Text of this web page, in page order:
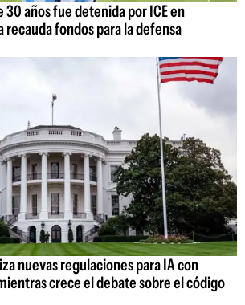
30 años fue detenida por ICE en
recauda fondos para la defensa
nuevas regulaciones para IA con
crece el debate sobre el código